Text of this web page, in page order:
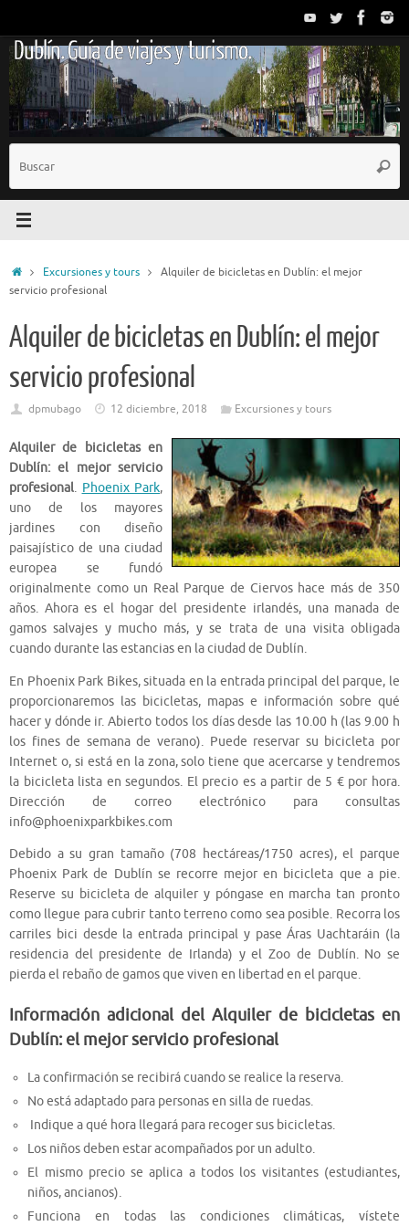
contenido
Dublín. Guía de viajes y turismo.
InicioExcursiones y tours
Alquiler de bicicletas en Dublín: el mejor
servicio profesional
Alquiler de bicicletas en Dublín: el mejor
servicio profesional
dpmubago 12 diciembre, 2018 Excursiones y tours
Alquiler de bicicletas en
Dublín: el mejor servicio
profesional. Phoenix Park,
uno de los mayores
jardines con diseño
paisajístico de una ciudad
europea se fundó
originalmente como un Real Parque de Ciervos hace más de 350
años. Ahora es el hogar del presidente irlandés, una manada de
gamos salvajes y mucho más, y se trata de una visita obligada
cuando durante las estancias en la ciudad de Dublín.
En Phoenix Park Bikes, situada en la entrada principal del parque, le
proporcionaremos las bicicletas, mapas e información sobre qué
hacer y dónde ir. Abierto todos los días desde las 10.00 h (las 9.00 h
los fines de semana de verano). Puede reservar su bicicleta por
Internet o, si está en la zona, solo tiene que acercarse y tendremos
la bicicleta lista en segundos. El precio es a partir de 5 € por hora.
Dirección de correo electrónico para consultas
info@phoenixparkbikes.com
Debido a su gran tamaño (708 hectáreas/1750 acres), el parque
Phoenix Park de Dublín se recorre mejor en bicicleta que a pie.
Reserve su bicicleta de alquiler y póngase en marcha tan pronto
como llegue para cubrir tanto terreno como sea posible. Recorra los
carriles bici desde la entrada principal y pase Áras Uachtaráin (la
residencia del presidente de Irlanda) y el Zoo de Dublín. No se
pierda el rebaño de gamos que viven en libertad en el parque.
Información adicional del Alquiler de bicicletas en
Dublín: el mejor servicio profesional
La confirmación se recibirá cuando se realice la reserva.
No está adaptado para personas en silla de ruedas.
Indique a qué hora llegará para recoger sus bicicletas.
Los niños deben estar acompañados por un adulto.
El mismo precio se aplica a todos los visitantes (estudiantes,
niños, ancianos).
Funciona en todas las condiciones climáticas, vístete